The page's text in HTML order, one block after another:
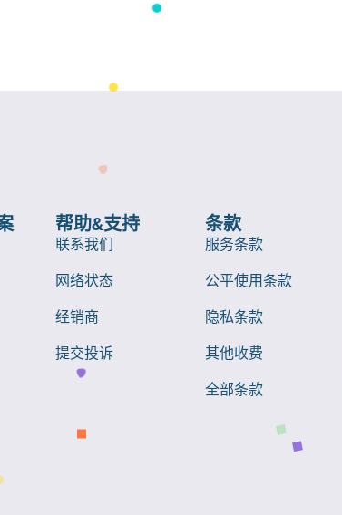
帮助&支持
联系我们
网络状态
经销商
提交投诉
条款
服务条款
公平使用条款
隐私条款
其他收费
全部条款